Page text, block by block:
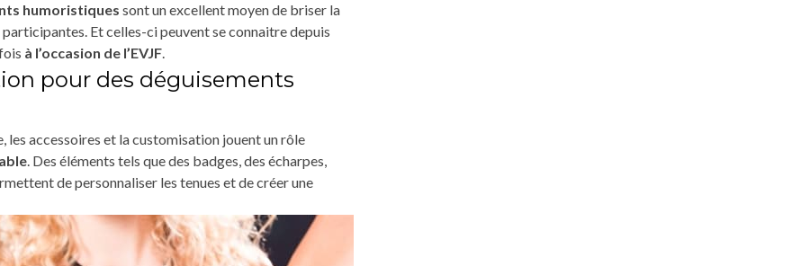
humoristiques sont un excellent moyen de briser la
Et celles-ci peuvent se connaitre depuis
à l’occasion de l’EVJF.
pour des déguisements
les accessoires et la customisation jouent un rôle
. Des éléments tels que des badges, des écharpes,
de personnaliser les tenues et de créer une